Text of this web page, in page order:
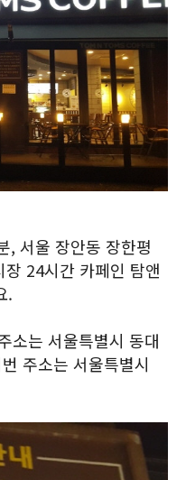
, 서울 장안동 장한평
24시간 카페인 탐앤
.
소는 서울특별시 동대
주소는 서울특별시